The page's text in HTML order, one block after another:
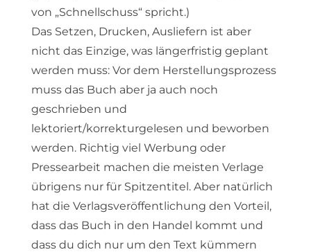
von „Schnellschuss“ spricht.)
Das Setzen, Drucken, Ausliefern ist aber
nicht das Einzige, was längerfristig geplant
werden muss: Vor dem Herstellungsprozess
muss das Buch aber ja auch noch
geschrieben und
lektoriert/korrekturgelesen und beworben
werden. Richtig viel Werbung oder
Pressearbeit machen die meisten Verlage
übrigens nur für Spitzentitel. Aber natürlich
hat die Verlagsveröffentlichung den Vorteil,
dass das Buch in den Handel kommt und
dass du dich nur um den Text kümmern